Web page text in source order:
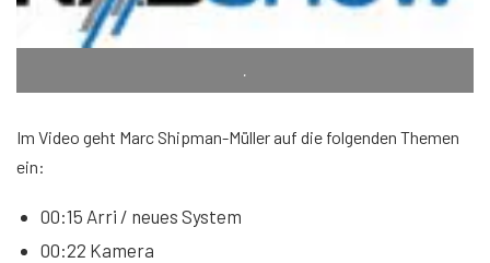
.
Im Video geht Marc Shipman-Müller auf die folgenden Themen
ein:
00:15 Arri / neues System
00:22 Kamera